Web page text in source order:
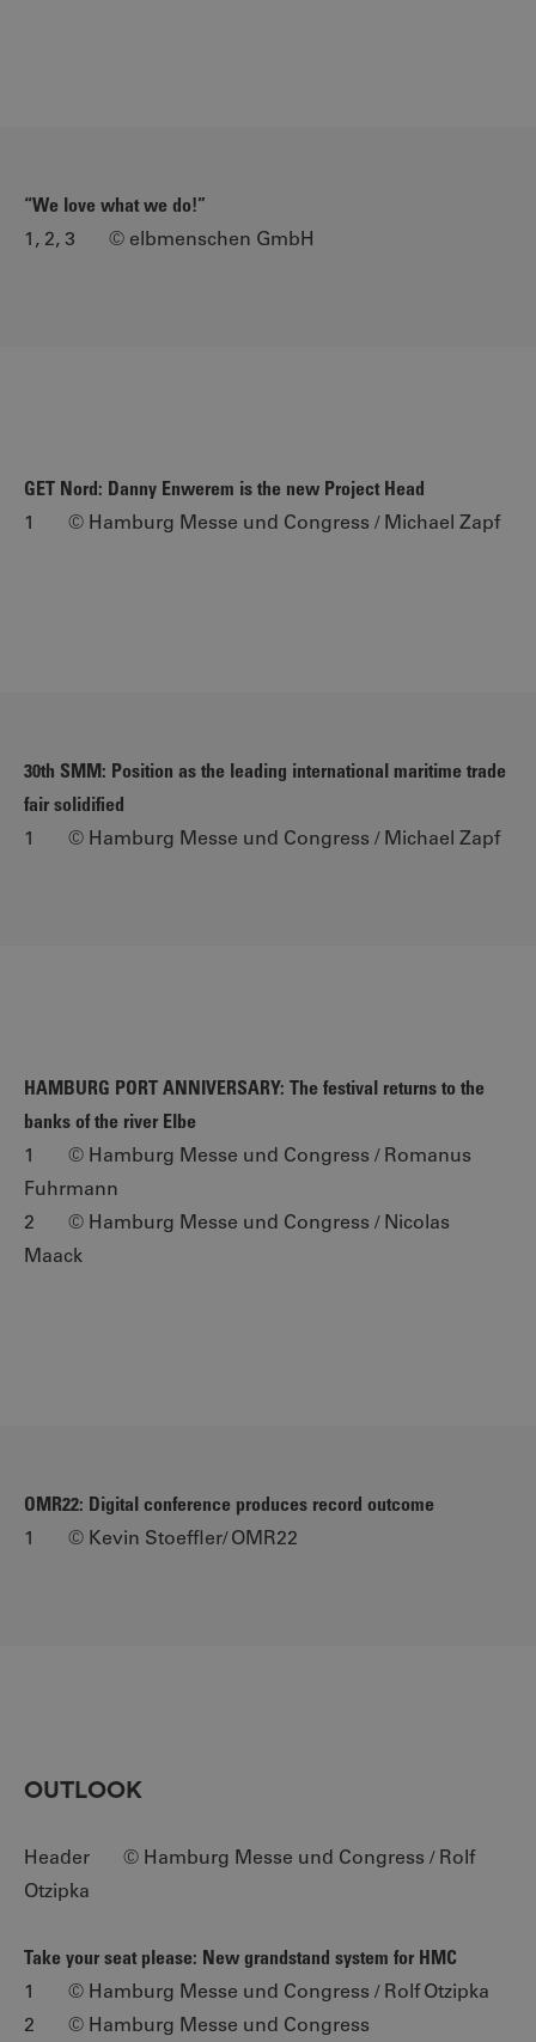
“We love what we do!”
1, 2, 3 © elbmenschen GmbH
GET Nord: Danny Enwerem is the new Project Head
1 © Hamburg Messe und Congress / Michael Zapf
30th SMM: Position as the leading international maritime trade
fair solidified
1 © Hamburg Messe und Congress / Michael Zapf
HAMBURG PORT ANNIVERSARY: The festival returns to the
banks of the river Elbe
1 © Hamburg Messe und Congress / Romanus
Fuhrmann
2 © Hamburg Messe und Congress / Nicolas
Maack
OMR22: Digital conference produces record outcome
1 © Kevin Stoeffler/ OMR22
OUTLOOK
Header © Hamburg Messe und Congress / Rolf
Otzipka
Take your seat please: New grandstand system for HMC
1 © Hamburg Messe und Congress / Rolf Otzipka
2 © Hamburg Messe und Congress